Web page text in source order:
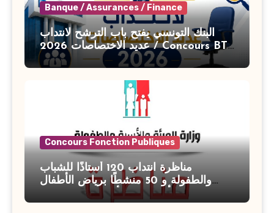
Banque / Assurances / Finance
البنك التونسي يفتح باب الترشح لانتداب
عديد الاختصاصات 2026 / Concours BT
Banque de Tunisie 2026
Concours Fonction Publiques
مناظرة انتداب 120 أستاذًا للشباب
والطفولة و 50 منشطًا برياض الأطفال
بوزارة الأسرة والمرأة والطفولة وكبار
السن آخر أجل للتسجيل : 27 جويلية 2026